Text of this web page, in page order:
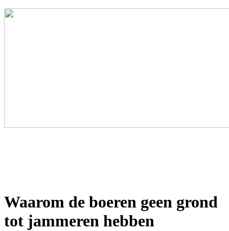
Waarom de boeren geen grond
tot jammeren hebben